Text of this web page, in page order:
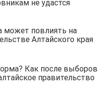
не удастся
может повлиять на
Алтайского края
Как после выборов
правительство